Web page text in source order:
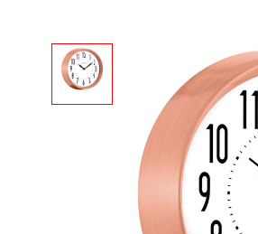
Hogar y jardín
Deportes y ocio
Animales y mascotas
Ropa, calzado y accesorios
Salud, belleza y cuidado personal